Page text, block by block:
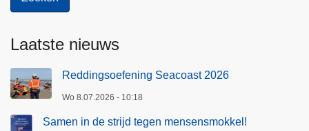
Laatste nieuws
Reddingsoefening Seacoast 2026
Wo 8.07.2026 - 10:18
Samen in de strijd tegen mensensmokkel!